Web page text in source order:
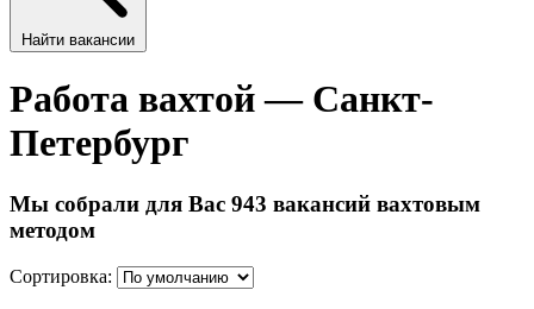
Найти вакансии
Работа вахтой — Санкт-
Петербург
Мы собрали для Вас 943 вакансий вахтовым
методом
Сортировка: